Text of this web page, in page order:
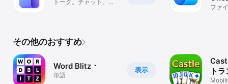
トーク。チャット。コ
ファ
その他のおすすめ
表示
Word Blitz ･
単語
ト